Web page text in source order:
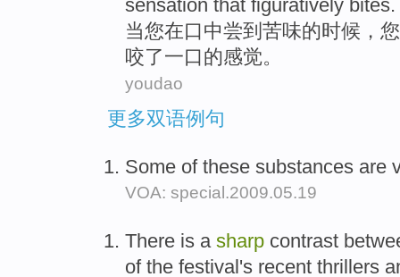
sensation that figuratively bites.
当您在口中尝到苦味的时候， 您
咬了一口的感觉。
youdao
更多双语例句
Some of these substances are
VOA: special.2009.05.19
There is a sharp contrast
of the festival's recent thrillers